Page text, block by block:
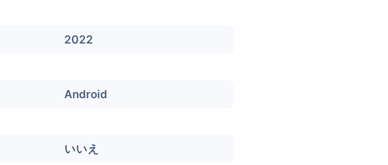
2022
Android
いいえ